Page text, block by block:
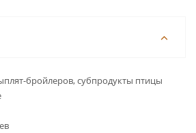
бройлеров, субпродукты птицы